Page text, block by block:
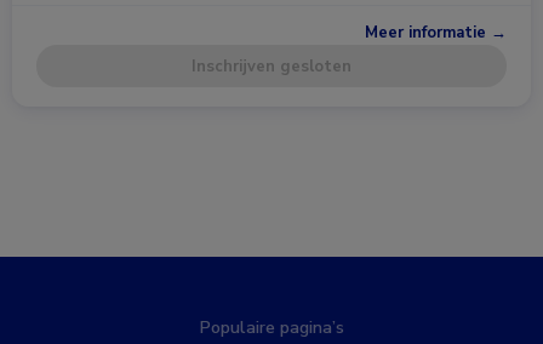
Meer informatie →
Inschrijven gesloten
Populaire pagina’s